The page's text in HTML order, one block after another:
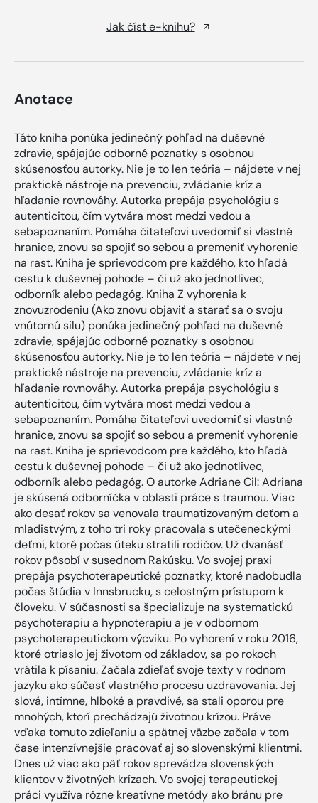
Jak číst e-knihu?
Anotace
Táto kniha ponúka jedinečný pohľad na duševné
zdravie, spájajúc odborné poznatky s osobnou
skúsenosťou autorky. Nie je to len teória – nájdete v nej
praktické nástroje na prevenciu, zvládanie kríz a
hľadanie rovnováhy. Autorka prepája psychológiu s
autenticitou, čím vytvára most medzi vedou a
sebapoznaním. Pomáha čitateľovi uvedomiť si vlastné
hranice, znovu sa spojiť so sebou a premeniť vyhorenie
na rast. Kniha je sprievodcom pre každého, kto hľadá
cestu k duševnej pohode – či už ako jednotlivec,
odborník alebo pedagóg. Kniha Z vyhorenia k
znovuzrodeniu (Ako znovu objaviť a starať sa o svoju
vnútornú silu) ponúka jedinečný pohľad na duševné
zdravie, spájajúc odborné poznatky s osobnou
skúsenosťou autorky. Nie je to len teória – nájdete v nej
praktické nástroje na prevenciu, zvládanie kríz a
hľadanie rovnováhy. Autorka prepája psychológiu s
autenticitou, čím vytvára most medzi vedou a
sebapoznaním. Pomáha čitateľovi uvedomiť si vlastné
hranice, znovu sa spojiť so sebou a premeniť vyhorenie
na rast. Kniha je sprievodcom pre každého, kto hľadá
cestu k duševnej pohode – či už ako jednotlivec,
odborník alebo pedagóg. O autorke Adriane Cil: Adriana
je skúsená odborníčka v oblasti práce s traumou. Viac
ako desať rokov sa venovala traumatizovaným deťom a
mladistvým, z toho tri roky pracovala s utečeneckými
deťmi, ktoré počas úteku stratili rodičov. Už dvanásť
rokov pôsobí v susednom Rakúsku. Vo svojej praxi
prepája psychoterapeutické poznatky, ktoré nadobudla
počas štúdia v Innsbrucku, s celostným prístupom k
človeku. V súčasnosti sa špecializuje na systematickú
psychoterapiu a hypnoterapiu a je v odbornom
psychoterapeutickom výcviku. Po vyhorení v roku 2016,
ktoré otriaslo jej životom od základov, sa po rokoch
vrátila k písaniu. Začala zdieľať svoje texty v rodnom
jazyku ako súčasť vlastného procesu uzdravovania. Jej
slová, intímne, hlboké a pravdivé, sa stali oporou pre
mnohých, ktorí prechádzajú životnou krízou. Práve
vďaka tomuto zdieľaniu a spätnej väzbe začala v tom
čase intenzívnejšie pracovať aj so slovenskými klientmi.
Dnes už viac ako päť rokov sprevádza slovenských
klientov v životných krízach. Vo svojej terapeutickej
práci využíva rôzne kreatívne metódy ako bránu pre